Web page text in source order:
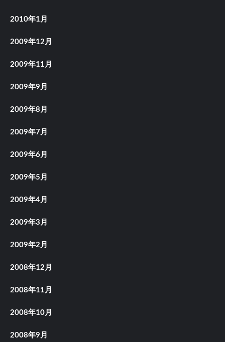
2010年1月
2009年12月
2009年11月
2009年9月
2009年8月
2009年7月
2009年6月
2009年5月
2009年4月
2009年3月
2009年2月
2008年12月
2008年11月
2008年10月
2008年9月